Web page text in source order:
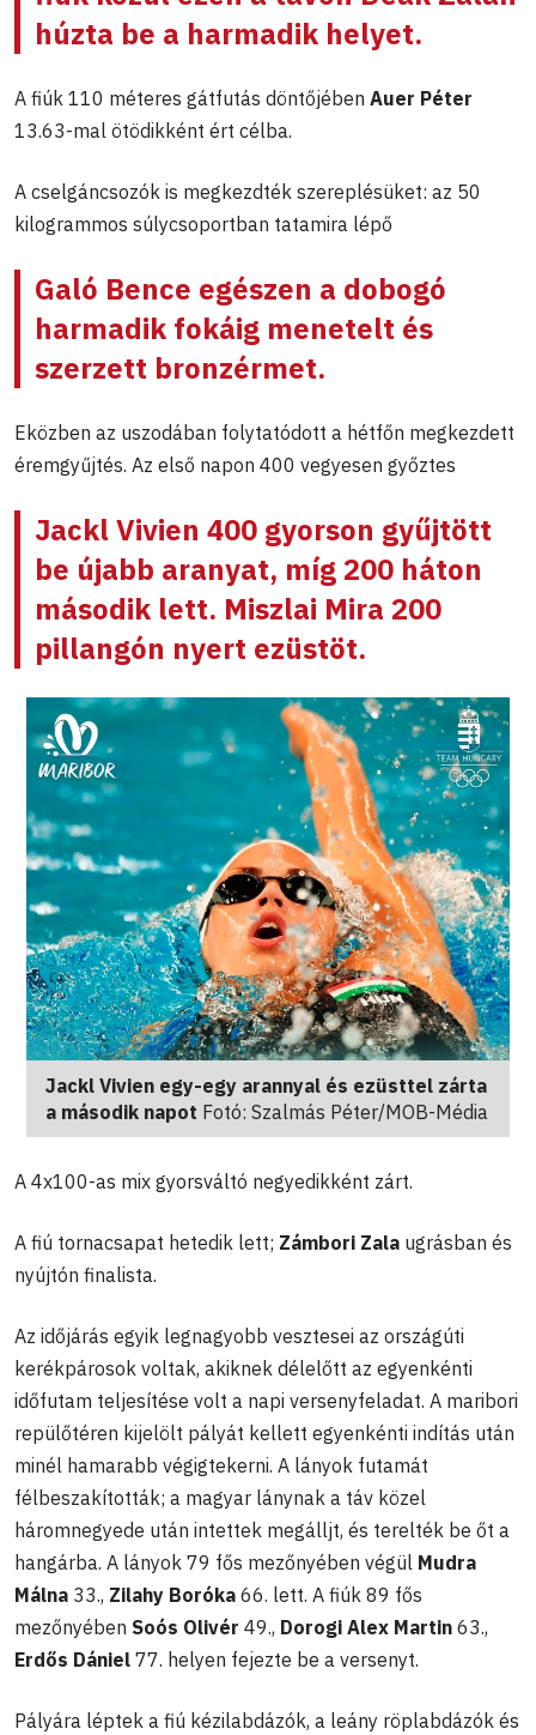
húzta be a harmadik helyet.
A fiúk 110 méteres gátfutás döntőjében Auer Péter
13.63-mal ötödikként ért célba.
A cselgáncsozók is megkezdték szereplésüket: az 50
kilogrammos súlycsoportban tatamira lépő
Galó Bence egészen a dobogó
harmadik fokáig menetelt és
szerzett bronzérmet.
Eközben az uszodában folytatódott a hétfőn megkezdett
éremgyűjtés. Az első napon 400 vegyesen győztes
Jackl Vivien 400 gyorson gyűjtött
be újabb aranyat, míg 200 háton
második lett. Miszlai Mira 200
pillangón nyert ezüstöt.
Jackl Vivien egy-egy arannyal és ezüsttel zárta
a második napot Fotó: Szalmás Péter/MOB-Média
A 4x100-as mix gyorsváltó negyedikként zárt.
A fiú tornacsapat hetedik lett; Zámbori Zala ugrásban és
nyújtón finalista.
Az időjárás egyik legnagyobb vesztesei az országúti
kerékpárosok voltak, akiknek délelőtt az egyenkénti
időfutam teljesítése volt a napi versenyfeladat. A maribori
repülőtéren kijelölt pályát kellett egyenkénti indítás után
minél hamarabb végigtekerni. A lányok futamát
félbeszakították; a magyar lánynak a táv közel
háromnegyede után intettek megálljt, és terelték be őt a
hangárba. A lányok 79 fős mezőnyében végül Mudra
Málna 33., Zilahy Boróka 66. lett. A fiúk 89 fős
mezőnyében Soós Olivér 49., Dorogi Alex Martin 63.,
Erdős Dániel 77. helyen fejezte be a versenyt.
Pályára léptek a fiú kézilabdázók, a leány röplabdázók és